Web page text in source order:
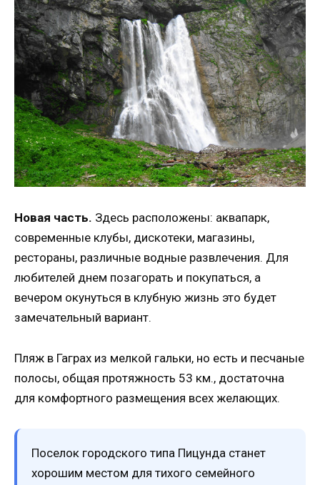
Новая часть. Здесь расположены: аквапарк,
современные клубы, дискотеки, магазины,
рестораны, различные водные развлечения. Для
любителей днем позагорать и покупаться, а
вечером окунуться в клубную жизнь это будет
замечательный вариант.
Пляж в Гаграх из мелкой гальки, но есть и песчаные
полосы, общая протяжность 53 км., достаточна
для комфортного размещения всех желающих.
Поселок городского типа Пицунда станет
хорошим местом для тихого семейного